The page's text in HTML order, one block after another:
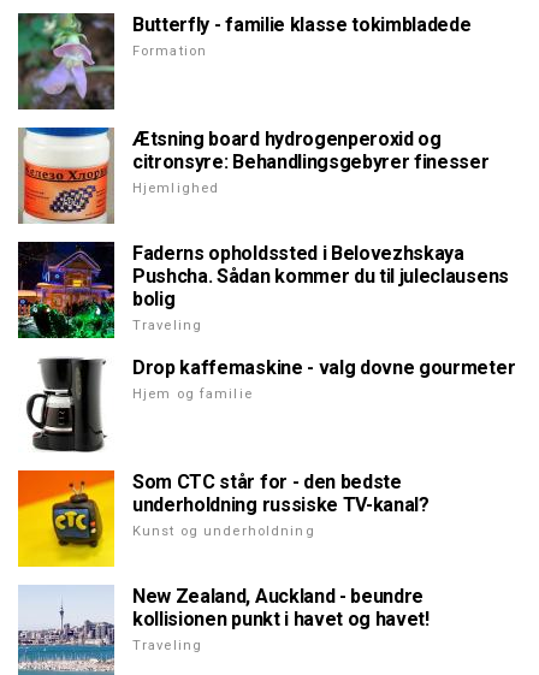
Butterfly - familie klasse tokimbladede
Formation
Ætsning board hydrogenperoxid og
citronsyre: Behandlingsgebyrer finesser
Hjemlighed
Faderns opholdssted i Belovezhskaya
Pushcha. Sådan kommer du til juleclausens
bolig
Traveling
Drop kaffemaskine - valg dovne gourmeter
Hjem og familie
Som CTC står for - den bedste
underholdning russiske TV-kanal?
Kunst og underholdning
New Zealand, Auckland - beundre
kollisionen punkt i havet og havet!
Traveling